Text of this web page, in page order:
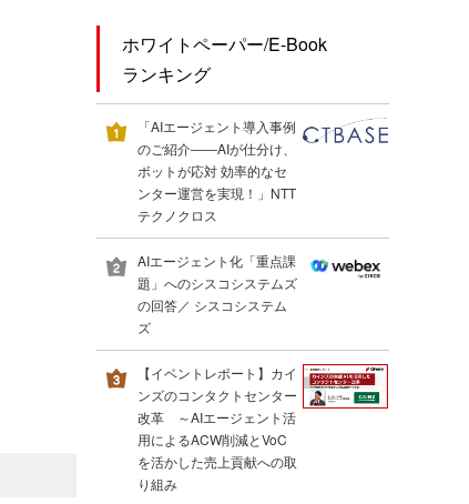
ホワイトペーパー/E-Book
ランキング
「AIエージェント導入事例
のご紹介――AIが仕分け、
ボットが応対 効率的なセ
ンター運営を実現！」NTT
テクノクロス
AIエージェント化「重点課
題」へのシスコシステムズ
の回答／ シスコシステム
ズ
【イベントレポート】カイ
ンズのコンタクトセンター
改革 ～AIエージェント活
用によるACW削減とVoC
を活かした売上貢献への取
り組み